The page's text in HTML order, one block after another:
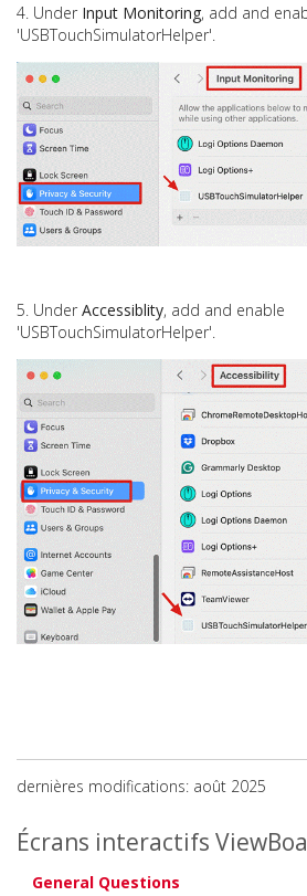
4. Under Input Monitoring, add and
'USBTouchSimulatorHelper'.
5. Under Accessiblity, add and enable
'USBTouchSimulatorHelper'.
dernières modifications: août 2025
Écrans interactifs
General Questions